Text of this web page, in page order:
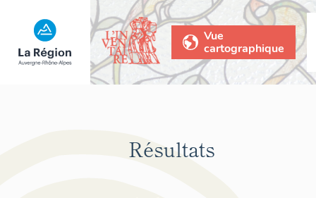
Vue
cartographique
Résultats